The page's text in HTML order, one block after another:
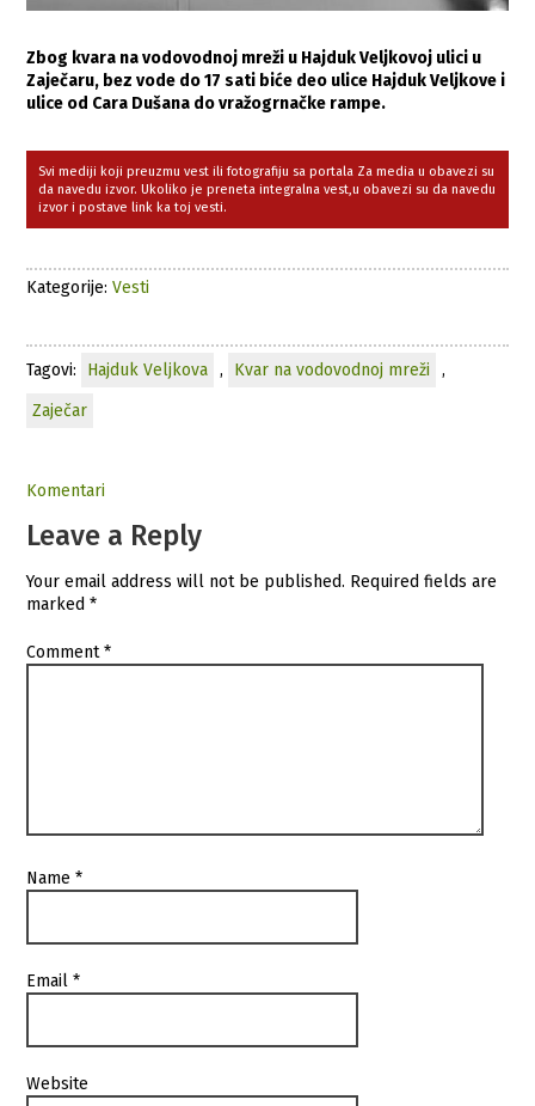
Zbog kvara na vodovodnoj mreži u Hajduk Veljkovoj ulici u
Zaječaru, bez vode do 17 sati biće deo ulice Hajduk Veljkove i
ulice od Cara Dušana do vražogrnačke rampe.
Svi mediji koji preuzmu vest ili fotografiju sa portala Za media u obavezi su
da navedu izvor. Ukoliko je preneta integralna vest,u obavezi su da navedu
izvor i postave link ka toj vesti.
Kategorije:Vesti
Tagovi: Hajduk Veljkova , Kvar na vodovodnoj mreži
,
Zaječar
Komentari
Leave a Reply
Your email address will not be published. Required fields are
marked*
Comment*
Name*
Email*
Website